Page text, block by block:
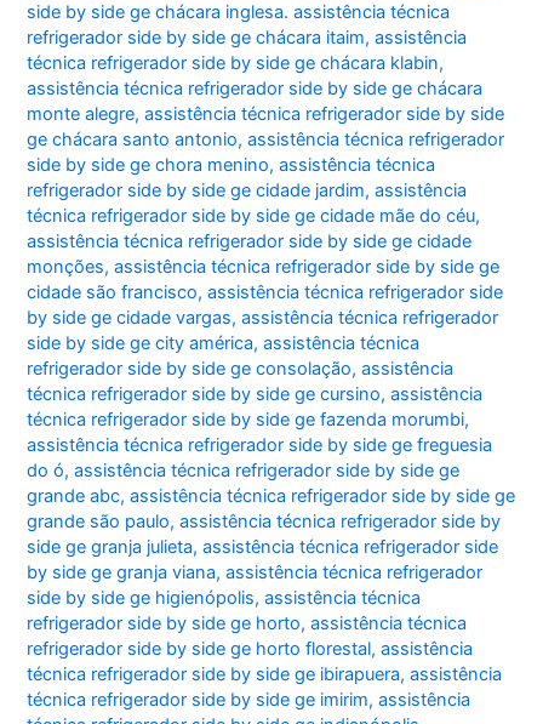
side by side ge chácara inglesa. assistência técnica
refrigerador side by side ge chácara itaim,assistência
técnica refrigerador side by side ge chácara klabin,
assistência técnica refrigerador side by side ge chácara
monte alegre,assistência técnica refrigerador side by side
ge chácara santo antonio,assistência técnica refrigerador
side by side ge chora menino,assistência técnica
refrigerador side by side ge cidade jardim,assistência
técnica refrigerador side by side ge cidade mãe do céu,
assistência técnica refrigerador side by side ge cidade
monções,assistência técnica refrigerador side by side ge
cidade são francisco,assistência técnica refrigerador side
by side ge cidade vargas,assistência técnica refrigerador
side by side ge city américa,assistência técnica
refrigerador side by side ge consolação,assistência
técnica refrigerador side by side ge cursino,assistência
técnica refrigerador side by side ge fazenda morumbi,
assistência técnica refrigerador side by side ge freguesia
do ó,assistência técnica refrigerador side by side ge
grande abc,assistência técnica refrigerador side by side ge
grande são paulo,assistência técnica refrigerador side by
side ge granja julieta,assistência técnica refrigerador side
by side ge granja viana,assistência técnica refrigerador
side by side ge higienópolis,assistência técnica
refrigerador side by side ge horto,assistência técnica
refrigerador side by side ge horto florestal,assistência
técnica refrigerador side by side ge ibirapuera,assistência
técnica refrigerador side by side ge imirim,assistência